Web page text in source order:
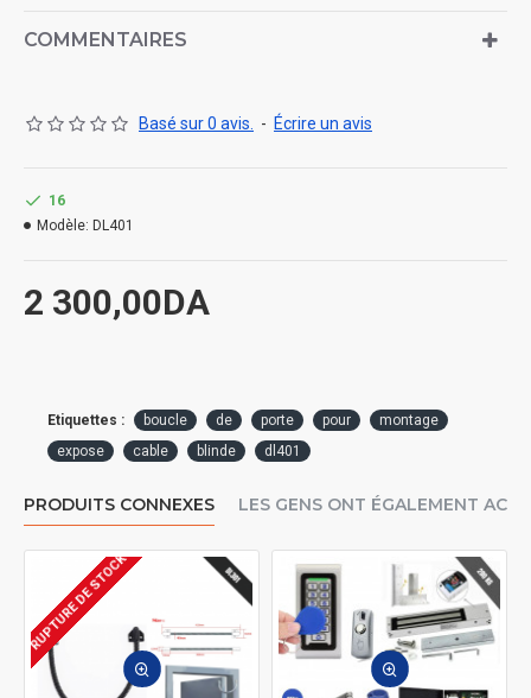
COMMENTAIRES
Basé sur 0 avis. - Écrire un avis
2 300,00DA
16
Modèle: DL401
Etiquettes : boucle de porte pour
montage
expose
cable blinde dl401
PRODUITS CONNEXES LES GENS ONT ÉGALEMENT
RUPTURE DE STOCK